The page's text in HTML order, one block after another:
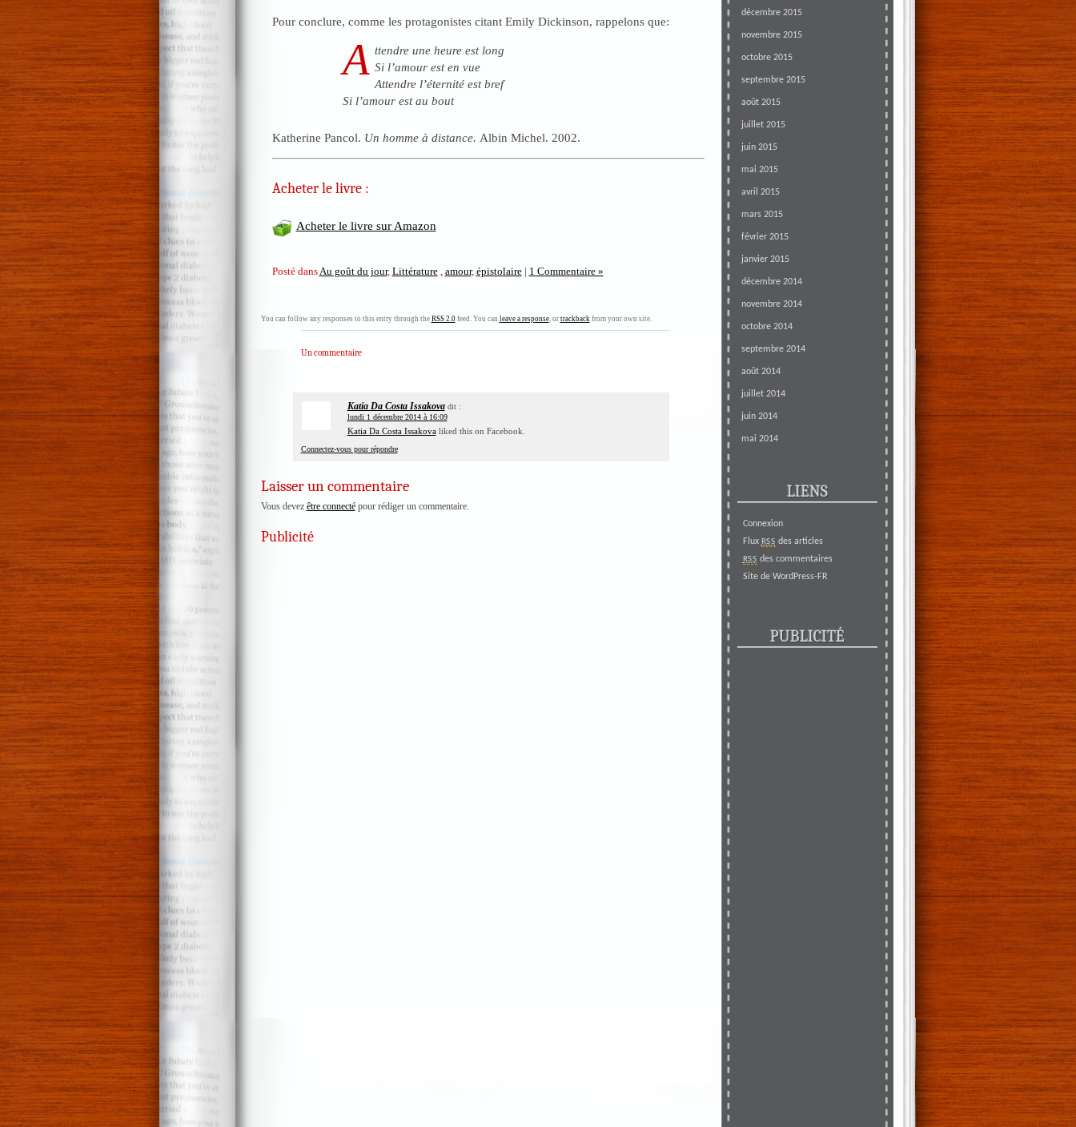
Pour conclure, comme les protagonistes citant Emily Dickinson, rappelons que:
A ttendre une heure est long
Si l’amour est en vue
Attendre l’éternité est bref
Si l’amour est au bout
Katherine Pancol. Un homme à distance. Albin Michel. 2002.
Acheter le livre :
Acheter le livre sur Amazon
Posté dans Au goût du jour, Littérature, amour, épistolaire | 1 Commentaire »
You can follow any responses to this entry through the RSS 2.0feed. You can leave a response, or trackbackfrom your own site.
Un commentaire
Katia Da Costa Issakova dit :
lundi 1 décembre 2014 à 16:09
Katia Da Costa Issakovaliked this on Facebook.
Connectez-vous pour répondre
Laisser un commentaire
Vous devez être connectépour rédiger un commentaire.
Publicité
décembre 2015
novembre 2015
octobre 2015
septembre 2015
août 2015
juillet 2015
juin 2015
mai 2015
avril 2015
mars 2015
février 2015
janvier 2015
décembre 2014
novembre 2014
octobre 2014
septembre 2014
août 2014
juillet 2014
juin 2014
mai 2014
LIENS
Connexion
Flux RSS des articles
RSS des commentaires
Site de WordPress-FR
PUBLICITÉ